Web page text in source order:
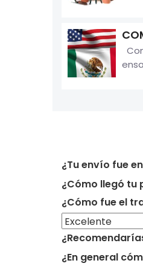
¿Tu envío fue
¿Cómo llegó tu
¿Cómo fue el
¿En general